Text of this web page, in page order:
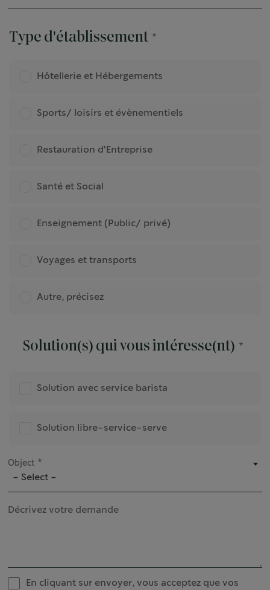
Type d'établissement
Hôtellerie et Hébergements
Sports/ loisirs et évènementiels
Restauration d'Entreprise
Santé et Social
Enseignement (Public/ privé)
Voyages et transports
Autre, précisez
Solution(s) qui vous intéresse(nt)
Solution avec service barista
Solution libre-service-serve
Object
- Select -
Décrivez votre demande
En cliquant sur envoyer, vous acceptez que vos